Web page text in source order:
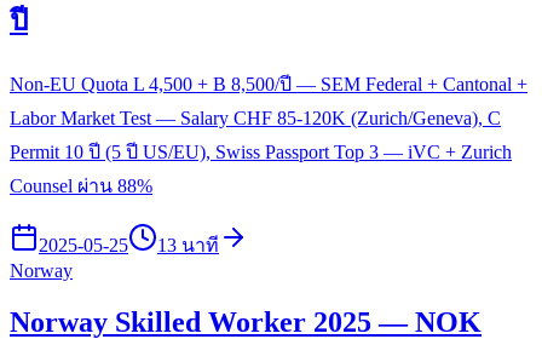
ปี
Non-EU Quota L 4,500 + B 8,500/ปี — SEM Federal + Cantonal +
Labor Market Test — Salary CHF 85-120K (Zurich/Geneva), C
Permit 10 ปี (5 ปี US/EU), Swiss Passport Top 3 — iVC + Zurich
Counsel ผ่าน 88%
2025-05-25
13 นาที
Norway
Norway Skilled Worker 2025 — NOK